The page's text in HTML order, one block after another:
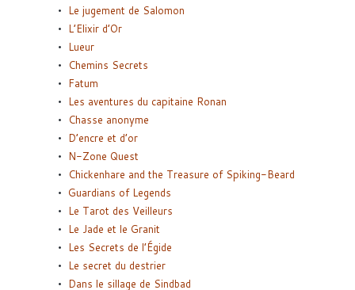
Le jugement de Salomon
L’Elixir d’Or
Lueur
Chemins Secrets
Fatum
Les aventures du capitaine Ronan
Chasse anonyme
D’encre et d’or
N-Zone Quest
Chickenhare and the Treasure of Spiking-Beard
Guardians of Legends
Le Tarot des Veilleurs
Le Jade et le Granit
Les Secrets de l’Égide
Le secret du destrier
Dans le sillage de Sindbad